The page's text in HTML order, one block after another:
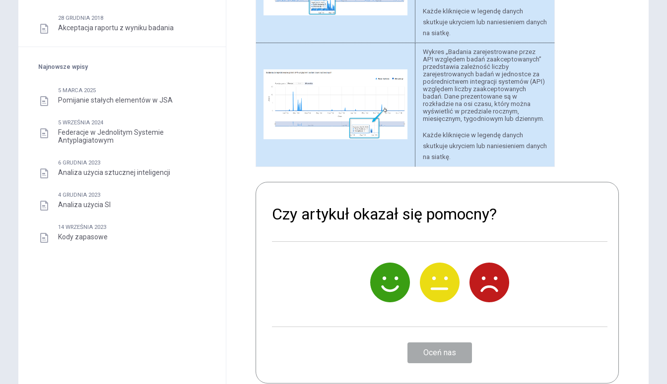
Każde kliknięcie w legendę danych
skutkuje ukryciem lub naniesieniem danych
na siatkę.
Wykres „Badania zarejestrowane przez
API względem badań zaakceptowanych”
przedstawia zależność liczby
zarejestrowanych badań w jednostce za
pośrednictwem integracji systemów (API)
względem liczby zaakceptowanych
badań. Dane prezentowane są w
rozkładzie na osi czasu, który można
wyświetlić w przedziale rocznym,
miesięcznym, tygodniowym lub dziennym.
Każde kliknięcie w legendę danych
skutkuje ukryciem lub naniesieniem danych
na siatkę.
Czy artykuł okazał się pomocny?
Oceń nas
28 GRUDNIA 2018
Akceptacja raportu z wyniku badania
Najnowsze wpisy
5 MARCA 2025
Pomijanie stałych elementów w JSA
5 WRZEŚNIA 2024
Federacje w Jednolitym Systemie
Antyplagiatowym
6 GRUDNIA 2023
Analiza użycia sztucznej inteligencji
4 GRUDNIA 2023
Analiza użycia SI
14 WRZEŚNIA 2023
Kody zapasowe